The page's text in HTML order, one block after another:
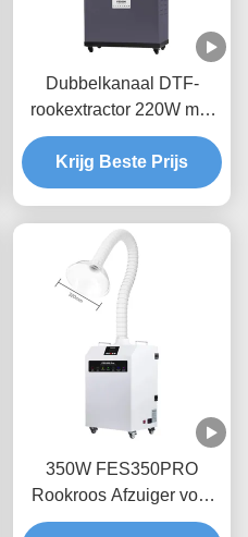
Dubbelkanaal DTF-
rookextractor 220W met
310m2/h luchtstroom voor
3D-printen
Krijg Beste Prijs
350W FES350PRO
Rookroos Afzuiger voor
DTF-printer / 3D-printen